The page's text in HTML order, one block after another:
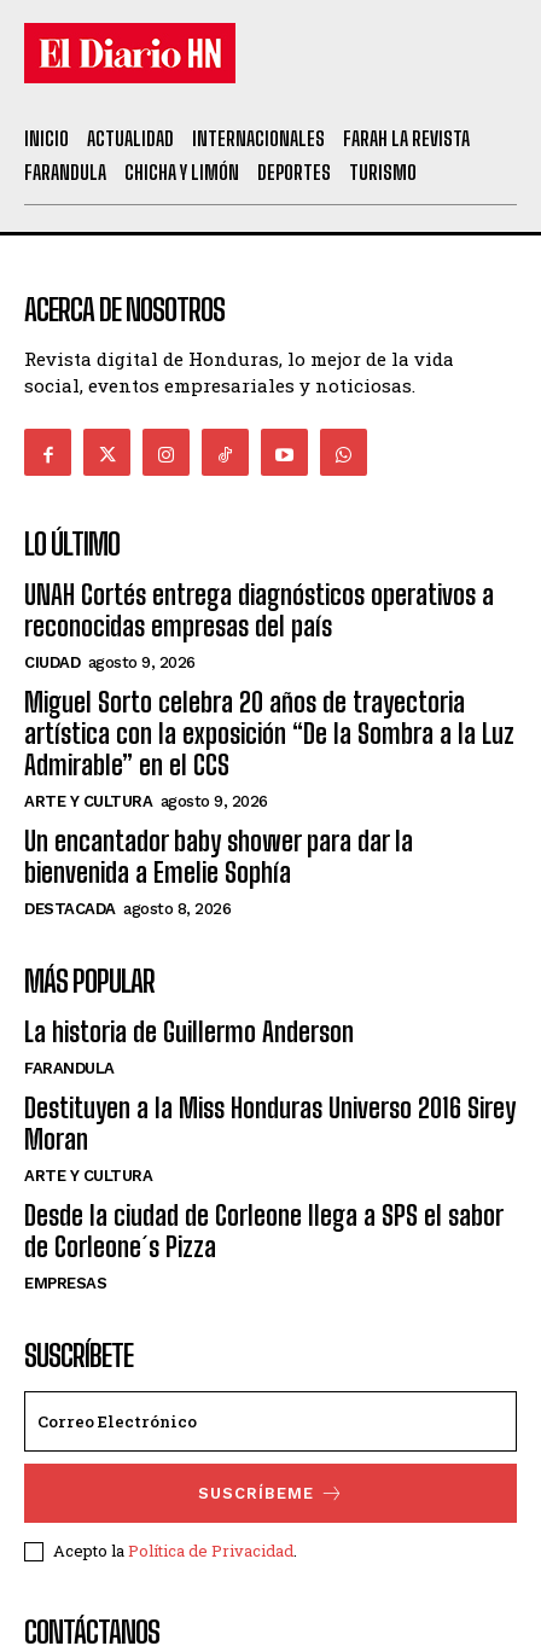
INICIO ACTUALIDAD INTERNACIONALES
FARAH LA REVISTA
FARANDULA
CHICHA Y LIMÓN DEPORTES TURISMO
ACERCA DE NOSOTROS
Revista digital de Honduras, lo mejor de la vida
social, eventos empresariales y noticiosas.
LO ÚLTIMO
UNAH Cortés entrega diagnósticos operativos a
reconocidas empresas del país
CIUDAD agosto 9, 2026
Miguel Sorto celebra 20 años de trayectoria
artística con la exposición “De la Sombra a la Luz
Admirable” en el CCS
ARTE Y CULTURA agosto 9, 2026
Un encantador baby shower para dar la
bienvenida a Emelie Sophía
DESTACADA agosto 8, 2026
MÁS POPULAR
La historia de Guillermo Anderson
FARANDULA
Destituyen a la Miss Honduras Universo 2016 Sirey
Moran
ARTE Y CULTURA
Desde la ciudad de Corleone llega a SPS el sabor
de Corleone´s Pizza
EMPRESAS
SUSCRÍBETE
SUSCRÍBEME
Acepto laPolítica de Privacidad.
CONTÁCTANOS